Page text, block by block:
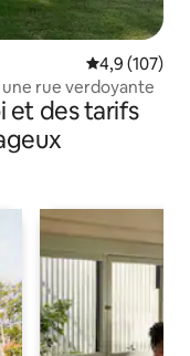
Évaluation
4,9 (107)
rue verdoyante
et des tarifs